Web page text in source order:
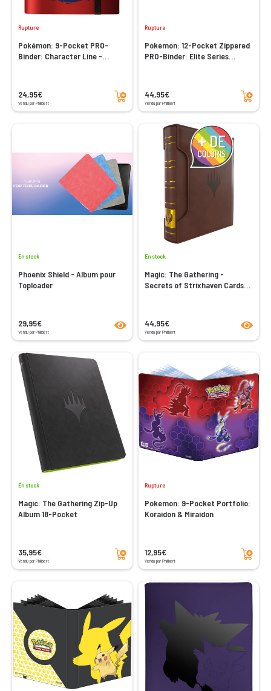
Rupture
Pokémon: 9-Pocket PRO-
Binder: Character Line -
24,95€
Vendu par Philibert
Ajouter au panier
Rupture
Pokemon: 12-Pocket Zippered
PRO-Binder: Elite Series
44,95€
Vendu par Philibert
Ajouter au panier
En stock
Phoenix Shield - Album pour
Toploader
29,95€
Vendu par Philibert
En stock
Magic: The Gathering -
Secrets of Strixhaven Cards
44,95€
Vendu par Philibert
En stock
Magic: The Gathering Zip-Up
Album 18-Pocket
35,95€
Vendu par Philibert
Ajouter au panier
Rupture
Pokemon: 9-Pocket Portfolio:
Koraidon & Miraidon
12,95€
Vendu par Philibert
Ajouter au panier